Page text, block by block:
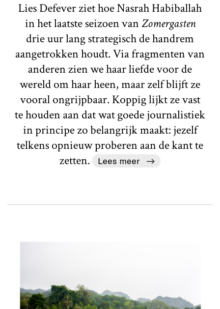
Lies Defever ziet hoe Nasrah Habiballah
in het laatste seizoen vanZomergasten
drie uur lang strategisch de handrem
aangetrokken houdt. Via fragmenten van
anderen zien we haar liefde voor de
wereld om haar heen, maar zelf blijft ze
vooral ongrijpbaar. Koppig lijkt ze vast
te houden aan dat wat goede journalistiek
in principe zo belangrijk maakt: jezelf
telkens opnieuw proberen aan de kant te
zetten.
Lees meer